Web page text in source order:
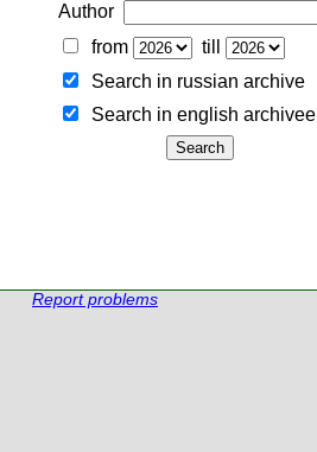
Author
from
till
Search in russian archive
Search in english archiveе
Report problems